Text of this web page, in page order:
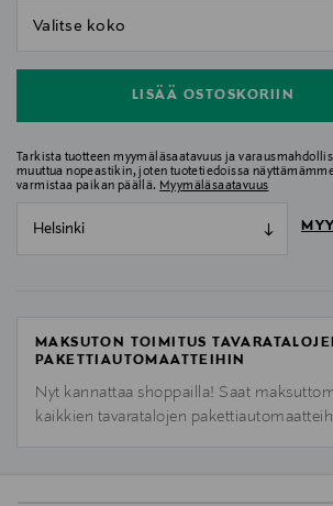
LISÄÄ OSTOSKORIIN
Tarkista tuotteen myymäläsaatavuus ja
muuttua nopeastikin, joten tuotetiedoissa
varmistaa paikan päällä. Myymäläsaatavuus
Helsinki
MAKSUTON TOIMITUS
PAKETTIAUTOMAATTEIHIN
Nyt kannattaa shoppailla! Saat
kaikkien tavaratalojen